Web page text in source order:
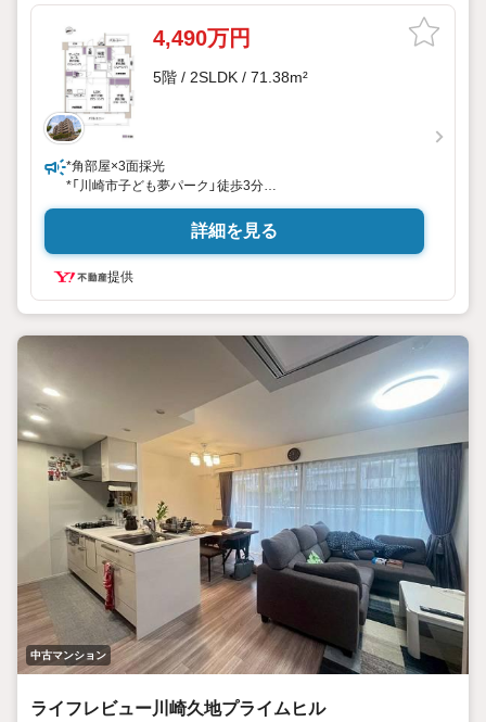
4,490万円
5階 / 2SLDK / 71.38m²
*角部屋×3面採光
*「川崎市子ども夢パーク」徒歩3分
*穏やかな住環境
《購入者特典！アフターサービス最長10年に延長》
水廻りなどのアフターサービス期間を“2年→最長10年”に延長
いたします。詳細はお問い合わせください。
弊社は、スター・マイカ・ホールディングス
（東証プライム上場）のグループ会社です。
【営業時間 9:3018:30】定休日:火・水・祝日
当日の見学も可能です。
人気物件には特に問い合わせが集中するため、お早めにお電
話ください。
上記時間はお電話が繋がりやすくなっております。
----Yahoo！ 不動産キャンペーン対象店舗----
当店で物件を成約するとPayPayボーナスがもらえる
「Yahoo！不動産物件ご成約キャンペーン」の対象になりま
詳細を見る
提供
中古マンション
ライフレビュー川崎久地プライムヒル